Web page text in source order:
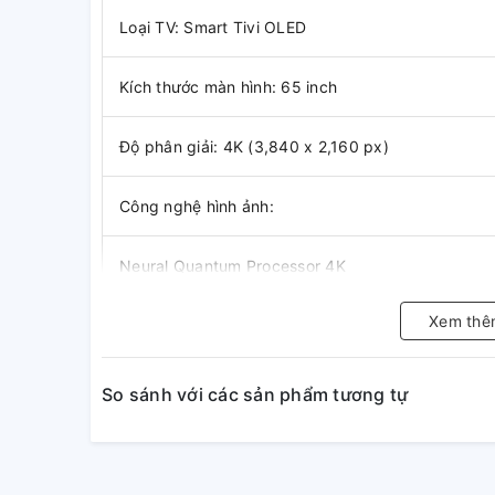
Loại TV: Smart Tivi OLED
Kích thước màn hình: 65 inch
Độ phân giải: 4K (3,840 x 2,160 px)
Công nghệ hình ảnh:
Neural Quantum Processor 4K
Quantum HDR OLED
HDR 10+
Xem
So sánh với các sản phẩm tương tự